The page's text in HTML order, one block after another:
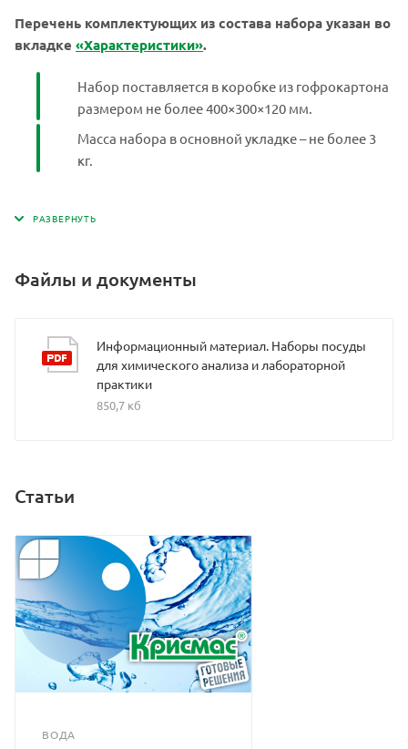
Перечень комплектующих из состава набора указан во
вкладке «Характеристики».
Набор поставляется в коробке из гофрокартона
размером не более 400×300×120 мм.
Масса набора в основной укладке – не более 3
кг.
Файлы и документы
Информационный материал. Наборы посуды
для химического анализа и лабораторной
практики
850,7 кб
Статьи
ВОДА